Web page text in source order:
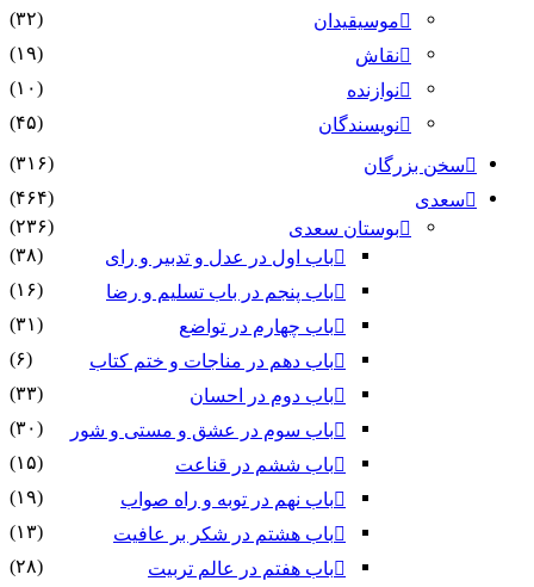
موسیقیدان
(۳۲)
نقاش
(۱۹)
نوازنده
(۱۰)
نویسندگان
(۴۵)
سخن بزرگان
(۳۱۶)
سعدی
(۴۶۴)
بوستان سعدی
(۲۳۶)
باب اول در عدل و تدبیر و رای
(۳۸)
باب پنجم در باب تسلیم و رضا
(۱۶)
باب چهارم در تواضع
(۳۱)
باب دهم در مناجات و ختم کتاب
(۶)
باب دوم در احسان
(۳۳)
باب سوم در عشق و مستی و شور
(۳۰)
باب ششم در قناعت
(۱۵)
باب نهم در توبه و راه صواب
(۱۹)
باب هشتم در شکر بر عافیت
(۱۳)
باب هفتم در عالم تربیت
(۲۸)